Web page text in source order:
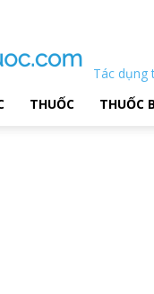
Tác dụng
THUỐC THUỐC